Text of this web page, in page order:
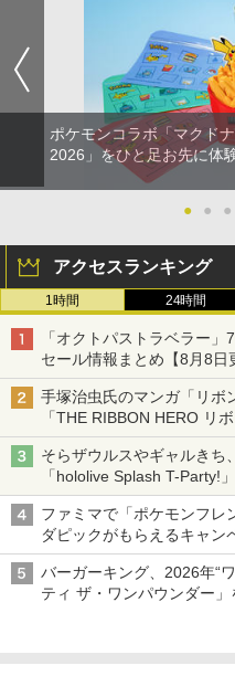
ポケモンコラボ「マクド
2026」をひと足お先に体
● ● ●
アクセスランキング
1時間 24時間
「オクトパストラベラー
セール情報まとめ【8月8日
ニンテンドーeショップで
手塚治虫氏のマンガ「リボ
「THE RIBBON HERO リ
そらザウルスやギャルきち
「hololive Splash T-Party!
ライン販売開始
ファミマで「ポケモンフレ
ダピックがもらえるキャン
バーガーキング、2026年“
ティ ザ・ワンパウンダー